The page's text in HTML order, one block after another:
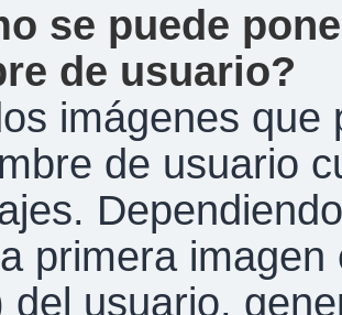
se puede
de usuario?
imágenes que
de usuario
primera
del usuario,